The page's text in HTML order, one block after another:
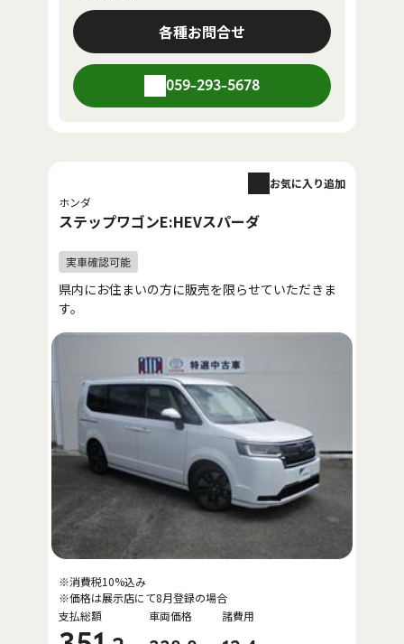
各種お問合せ
059-293-5678
ホンダ
ステップワゴンE:HEVスパーダ
お気に入り追加
県内にお住まいの方に販売を限らせていただきま
す。
支払総額 車両価格 諸費用
※消費税10%込み
※価格は展示店にて8月登録の場合